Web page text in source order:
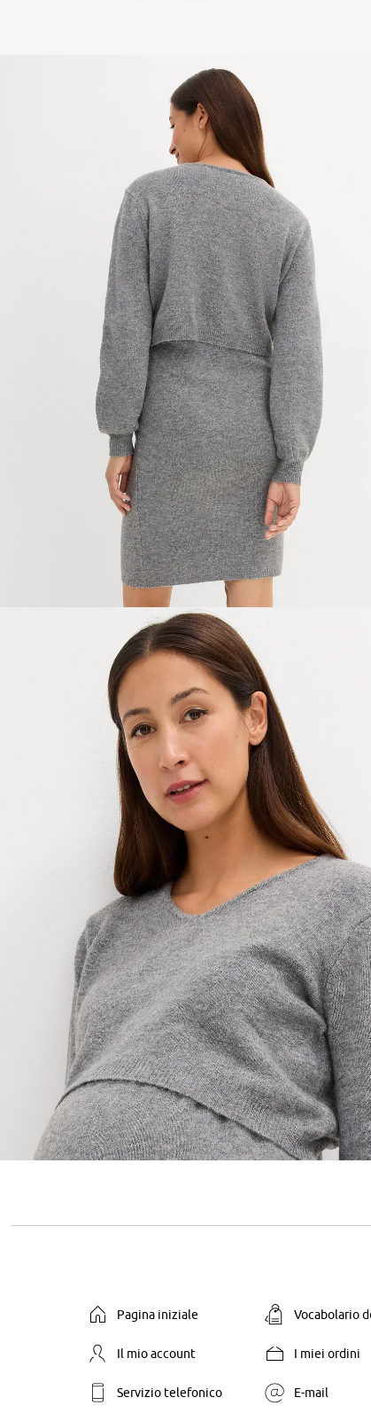
Pagina iniziale Vocabolario
Il mio account I miei ordini
Servizio telefonico E-mail